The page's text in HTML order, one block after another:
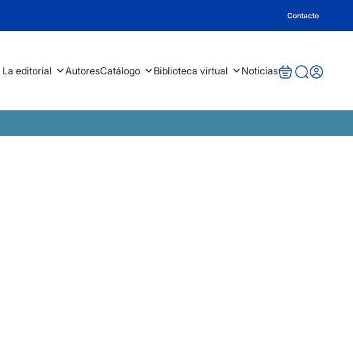
Contacto
La editorial AutoresCatálogo Biblioteca virtual Noticias